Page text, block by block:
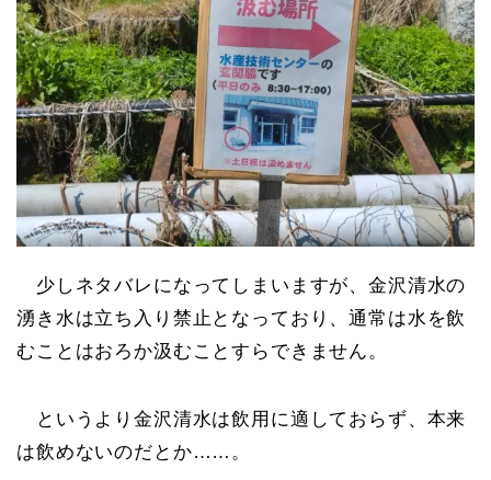
少しネタバレになってしまいますが、金沢清水の
湧き水は立ち入り禁止となっており、通常は水を飲
むことはおろか汲むことすらできません。
というより金沢清水は飲用に適しておらず、本来
は飲めないのだとか……。